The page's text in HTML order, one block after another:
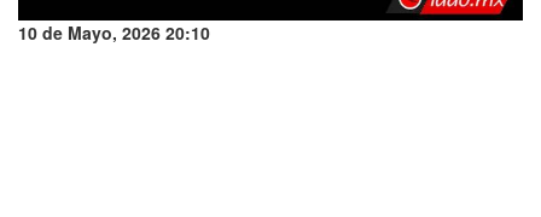
10 de Mayo, 2026 20:10